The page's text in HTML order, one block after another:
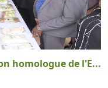
homologue de l'E...